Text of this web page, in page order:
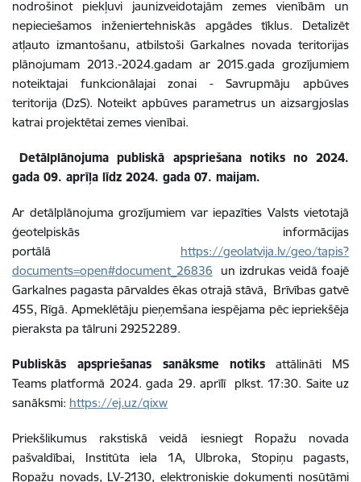
nodrošinot piekļuvi jaunizveidotajām zemes vienībām un
nepieciešamos inženiertehniskās apgādes tīklus. Detalizēt
atļauto izmantošanu, atbilstoši Garkalnes novada teritorijas
plānojumam 2013.-2024.gadam ar 2015.gada grozījumiem
noteiktajai funkcionālajai zonai - Savrupmāju apbūves
teritorija (DzS). Noteikt apbūves parametrus un aizsargjoslas
katrai projektētai zemes vienībai.
Detālplānojuma publiskā apspriešana notiks no 2024.
gada 09. aprīļa līdz 2024. gada 07. maijam.
Ar detālplānojuma grozījumiem var iepazīties Valsts vietotajā
ģeotelpiskās informācijas
portālā https://geolatvija.lv/geo/tapis?
documents=open#document_26836
un izdrukas veidā foajē
Garkalnes pagasta pārvaldes ēkas otrajā stāvā, Brīvības gatvē
455, Rīgā. Apmeklētāju pieņemšana iespējama pēc iepriekšēja
pieraksta pa tālruni 29252289.
Publiskās apspriešanas sanāksmenotiks attālināti MS
Teams platformā 2024. gada 29. aprīlī plkst. 17:30. Saite uz
sanāksmi: https://ej.uz/qixw
Priekšlikumus rakstiskā veidā iesniegt Ropažu novada
pašvaldībai, Institūta iela 1A, Ulbroka, Stopiņu pagasts,
Ropažu novads, LV-2130, elektroniskie dokumenti nosūtāmi